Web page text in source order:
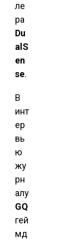
ле
ра
Du
alS
en
se.
В
инт
ер
вь
ю
жу
рн
алу
GQ
гей
мд